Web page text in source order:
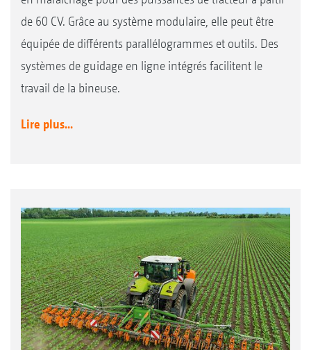
de 60 CV. Grâce au système modulaire, elle peut être
équipée de différents parallélogrammes et outils. Des
systèmes de guidage en ligne intégrés facilitent le
travail de la bineuse.
Lire plus...